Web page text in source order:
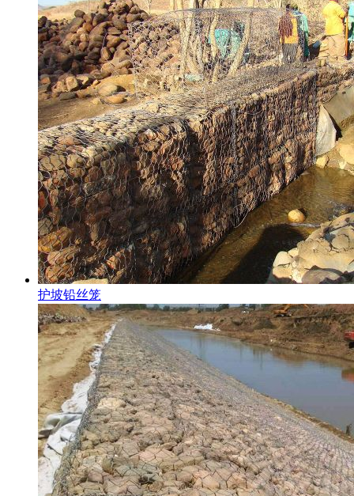
护坡铅丝笼